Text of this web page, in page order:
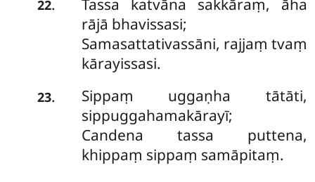
22.
Tassa katvāna sakkāraṃ, āha
rājā bhavissasi;
Samasattativassāni, rajjaṃ tvaṃ
kārayissasi.
23.
Sippaṃ uggaṇha tātāti,
sippuggahamakārayī;
Candena tassa puttena,
khippaṃ sippaṃ samāpitaṃ.